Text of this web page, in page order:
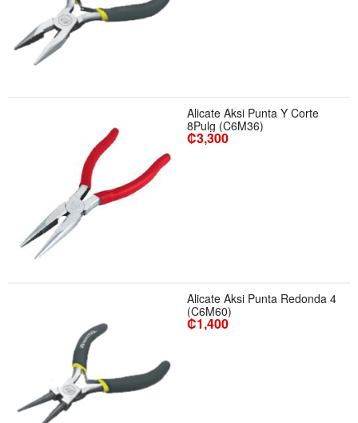
Alicate Aksi Punta Y Corte
8Pulg (C6M36)
₡3,300
Alicate Aksi Punta Redonda 4
(C6M60)
₡1,400